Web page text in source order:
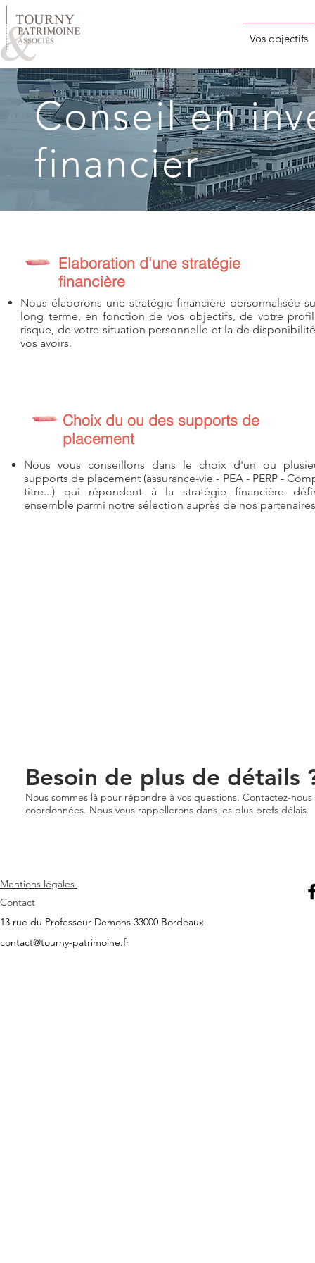
Vos objectifs
Conseil en
financier
Elaboration d'une stratégie
financière
Nous élaborons une stratégie financière personnalisée
long terme, en fonction de vos objectifs, de votre
risque, de votre situation personnelle et la de
vos avoirs.
Choix du ou des supports de
placement
Nous vous conseillons dans le choix d'un ou
supports de placement (assurance-vie - PEA - PERP -
titre...) qui répondent à la stratégie financière
ensemble parmi notre sélection auprès de nos
Besoin de plus de détails
Nous sommes là pour répondre à vos questions. Contactez-
coordonnées. Nous vous rappellerons dans les plus brefs délais.
Mentions légales
Contact
13 rue du Professeur Demons 33000 Bordeaux
contact@tourny-patrimoine.fr